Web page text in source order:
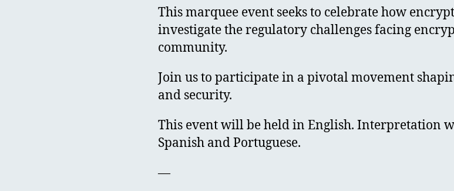
This marquee event seeks to celebrate how
investigate the regulatory challenges facing
community.
Join us to participate in a pivotal movement
and security.
This event will be held in English. Interpretation
Spanish and Portuguese.
—